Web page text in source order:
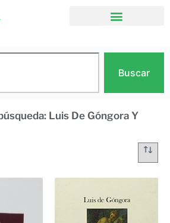
Buscar
Luis De Góngora Y